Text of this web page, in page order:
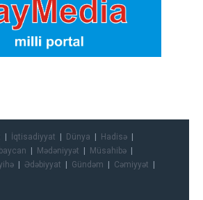
İqtisadiyyat Dünya
Hadisə
Mədəniyyət
Müsahibə
Ədəbiyyat Gündəm
Cəmiyyət